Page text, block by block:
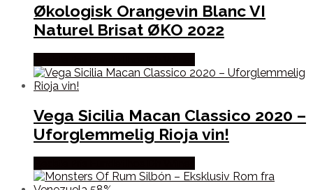
Økologisk Orangevin Blanc VI
Naturel Brisat ØKO 2022
Vega Sicilia Macan Classico 2020 –
Uforglemmelig Rioja vin!